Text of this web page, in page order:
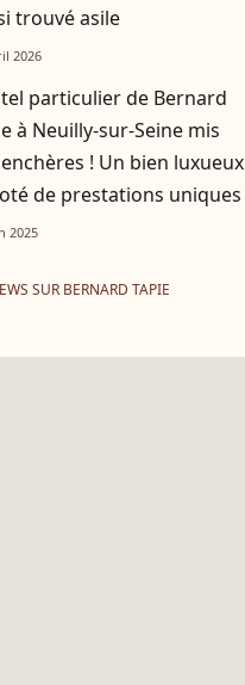
trouvé asile
2026
particulier de Bernard
à Neuilly-sur-Seine mis
! Un bien luxueux
de prestations uniques
2025
SUR BERNARD TAPIE